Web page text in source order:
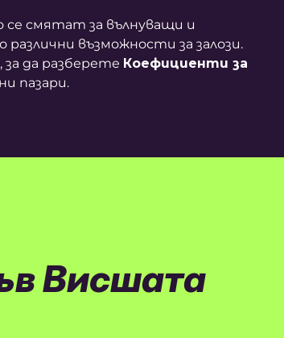
смятат за вълнуващи и
различни възможности за залози.
да разберете Коефициенти за
пазари.
Висшата